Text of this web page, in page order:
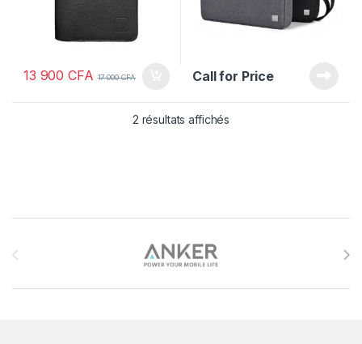
13 900CFA 17 000CFA Call for Price
2 résultats affichés